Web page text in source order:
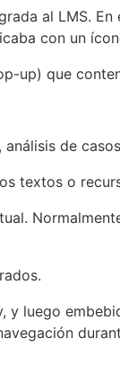
al LMS. En
con un
up) que
de
textos o
luego